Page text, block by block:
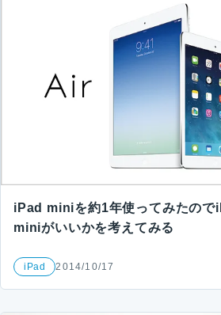
iPad miniを約1年使ってみたの
miniがいいかを考えてみる
iPad 2014/10/17